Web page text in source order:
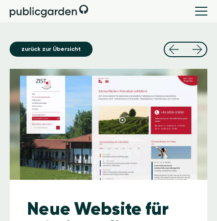
zurück zur Übersicht
Image
Neue Website für